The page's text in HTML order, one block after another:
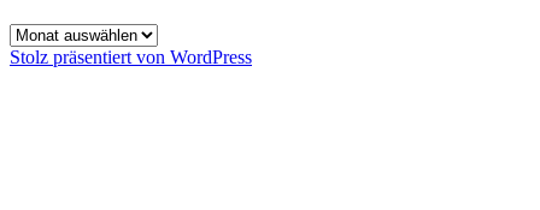
Archiv
Stolz präsentiert von WordPress